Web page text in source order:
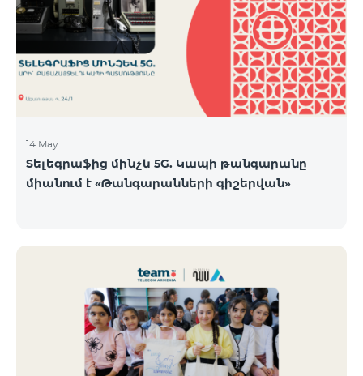
14 May
Տելեգրաֆից մինչև 5G. Կապի թանգարանը
միանում է «Թանգարանների գիշերվան»